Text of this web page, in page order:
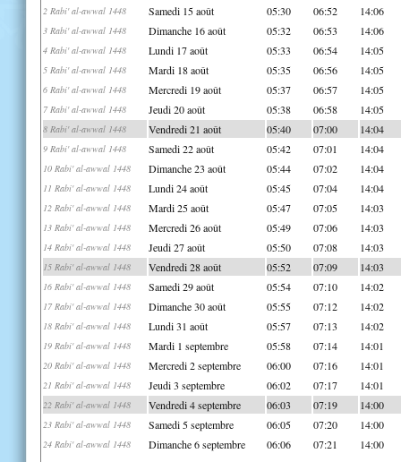
2 Rabi' al-awwal 1448 Samedi 15 août 05:30 06:52 14:06
3 Rabi' al-awwal 1448 Dimanche 16 août 05:32 06:53 14:06
4 Rabi' al-awwal 1448 Lundi 17 août 05:33 06:54 14:05
5 Rabi' al-awwal 1448 Mardi 18 août 05:35 06:56 14:05
6 Rabi' al-awwal 1448 Mercredi 19 août 05:37 06:57 14:05
7 Rabi' al-awwal 1448 Jeudi 20 août 05:38 06:58 14:05
8 Rabi' al-awwal 1448 Vendredi 21 août 05:40 07:00 14:04
9 Rabi' al-awwal 1448 Samedi 22 août 05:42 07:01 14:04
10 Rabi' al-awwal 1448 Dimanche 23 août 05:44 07:02 14:04
11 Rabi' al-awwal 1448 Lundi 24 août 05:45 07:04 14:04
12 Rabi' al-awwal 1448 Mardi 25 août 05:47 07:05 14:03
13 Rabi' al-awwal 1448 Mercredi 26 août 05:49 07:06 14:03
14 Rabi' al-awwal 1448 Jeudi 27 août 05:50 07:08 14:03
15 Rabi' al-awwal 1448 Vendredi 28 août 05:52 07:09 14:03
16 Rabi' al-awwal 1448 Samedi 29 août 05:54 07:10 14:02
17 Rabi' al-awwal 1448 Dimanche 30 août 05:55 07:12 14:02
18 Rabi' al-awwal 1448 Lundi 31 août 05:57 07:13 14:02
19 Rabi' al-awwal 1448 Mardi 1 septembre 05:58 07:14 14:01
20 Rabi' al-awwal 1448 Mercredi 2 septembre 06:00 07:16 14:01
21 Rabi' al-awwal 1448 Jeudi 3 septembre 06:02 07:17 14:01
22 Rabi' al-awwal 1448 Vendredi 4 septembre 06:03 07:19 14:00
23 Rabi' al-awwal 1448 Samedi 5 septembre 06:05 07:20 14:00
24 Rabi' al-awwal 1448 Dimanche 6 septembre 06:06 07:21 14:00